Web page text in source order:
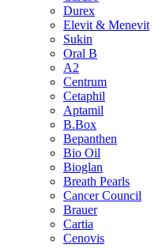
Durex
Elevit & Menevit
Sukin
Oral B
A2
Centrum
Cetaphil
Aptamil
B.Box
Bepanthen
Bio Oil
Bioglan
Breath Pearls
Cancer Council
Brauer
Cartia
Cenovis